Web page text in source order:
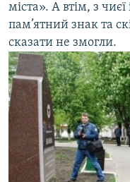
міста». А втім, з
пам’ятний знак та
сказати не змогли.